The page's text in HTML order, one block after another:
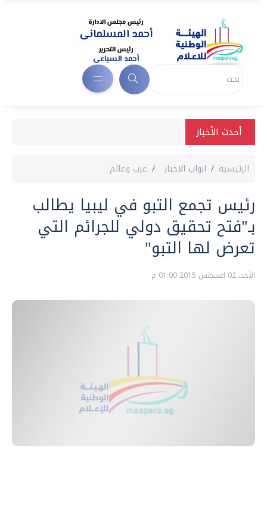
أحدث الأخبار
الرئيسية ابواب الاخبار عرب وعالم
رئيس تجمع التبو في ليبيا يطالب
بـ"فتح تحقيق دولي للجرائم التي
تعرض لها التبو"
الأحد، 02 اغسطس 2015 01:00 م